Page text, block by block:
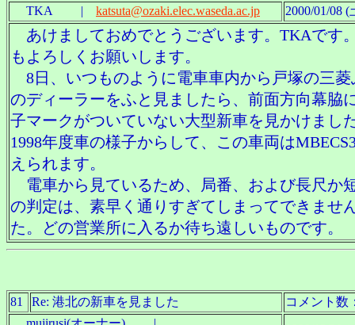
TKA | katsuta@ozaki.elec.waseda.ac.jp 2000/01/08 (
あけましておめでとうございます。TKAです
もよろしくお願いします。
8日、いつものように電車車内から戸塚の三菱
のディーラーをふと見ましたら、前面方向幕脇
子マークがついていない大型新車を見かけまし
1998年度車の様子からして、この車両は
えられます。
電車から見ているため、局番、および長尺か
の判定は、素早く通りすぎてしまってできませ
た。どの営業所に入るか待ち遠しいものです。
81 Re: 港北の新車を見ました
コメント